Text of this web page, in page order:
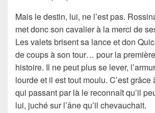
Mais le destin, lui, ne l’est pas.
met donc son cavalier à la merci de
Les valets brisent sa lance etdon
de coups à son tour… pour la
histoire. Il ne peut plus se lever,
lourde et il est tout moulu. C’est
qui passant par là le reconnaît qu’il
lui, juché sur l’âne qu’il chevauchait.